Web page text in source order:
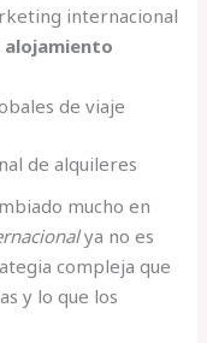
internacional
alojamiento
de viaje
de alquileres
mucho en
ya no es
compleja que
y lo que los